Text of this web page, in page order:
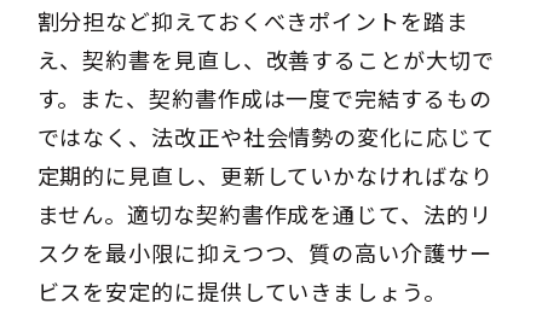
割分担など抑えておくべきポイントを踏ま
え、契約書を見直し、改善することが大切で
す。また、契約書作成は一度で完結するもの
ではなく、法改正や社会情勢の変化に応じて
定期的に見直し、更新していかなければなり
ません。適切な契約書作成を通じて、法的リ
スクを最小限に抑えつつ、質の高い介護サー
ビスを安定的に提供していきましょう。